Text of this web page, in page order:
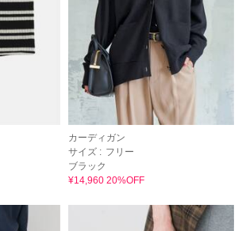
カーディガン
サイズ : フリー
ブラック
¥14,960 20%OFF